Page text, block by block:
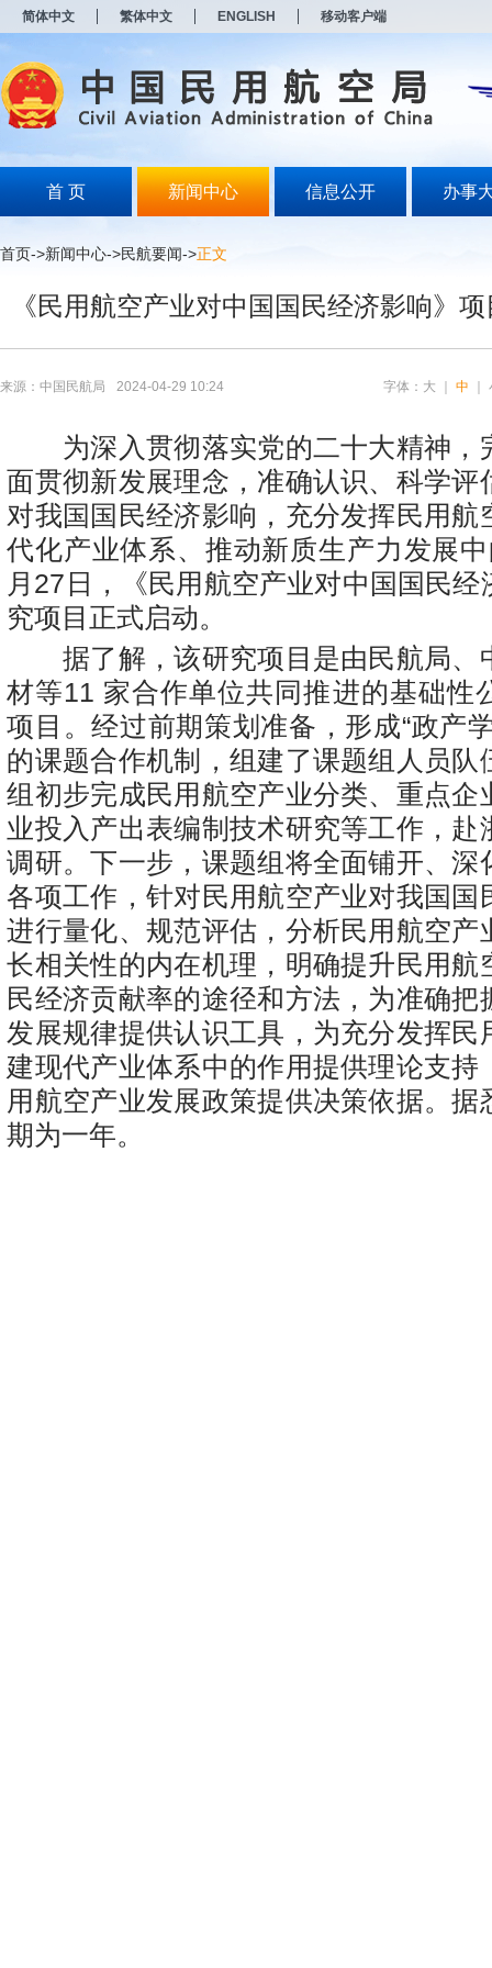
简体中文 繁体中文 ENGLISH 移动客户端
首 页 新闻中心 信息公开 办事
首页->新闻中心->民航要闻->正文
《民用航空产业对中国国民经济影响》
来源：中国民航局 2024-04-29 10:24 字体： 大 中
为深入贯彻落实党的二十大精神，
面贯彻新发展理念，准确认识、科学评
对我国国民经济影响，充分发挥民用航
代化产业体系、推动新质生产力发展
月27日，《民用航空产业对中国国民经
究项目正式启动。
据了解，该研究项目是由民航局、
材等11 家合作单位共同推进的基础性
项目。经过前期策划准备，形成“政产
的课题合作机制，组建了课题组人员队
组初步完成民用航空产业分类、重点企
业投入产出表编制技术研究等工作，赴
调研。下一步，课题组将全面铺开、深
各项工作，针对民用航空产业对我国国
进行量化、规范评估，分析民用航空产
长相关性的内在机理，明确提升民用航
民经济贡献率的途径和方法，为准确把
发展规律提供认识工具，为充分发挥民
建现代产业体系中的作用提供理论支持
用航空产业发展政策提供决策依据。据
期为一年。
打
开
无
障
说
按
Alt
开